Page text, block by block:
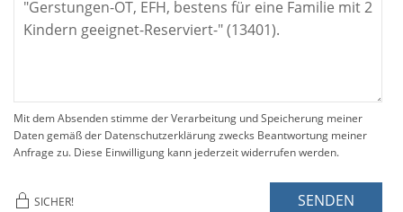
Mit dem Absenden stimme der Verarbeitung und Speicherung meiner
Daten gemäß der Datenschutzerklärung zwecks Beantwortung meiner
Anfrage zu. Diese Einwilligung kann jederzeit widerrufen werden.
SICHER! SENDEN